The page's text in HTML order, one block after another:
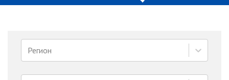
Регион